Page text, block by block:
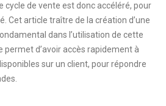
cycle de vente est donc accéléré, pour
Cet article traître de la création d’une
dans l’utilisation de cette
permet d’avoir accès rapidement à
sur un client, pour répondre